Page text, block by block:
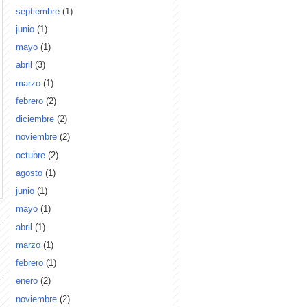
septiembre (1)
junio (1)
mayo (1)
abril (3)
marzo (1)
febrero (2)
diciembre (2)
noviembre (2)
octubre (2)
agosto (1)
junio (1)
mayo (1)
abril (1)
marzo (1)
febrero (1)
enero (2)
noviembre (2)